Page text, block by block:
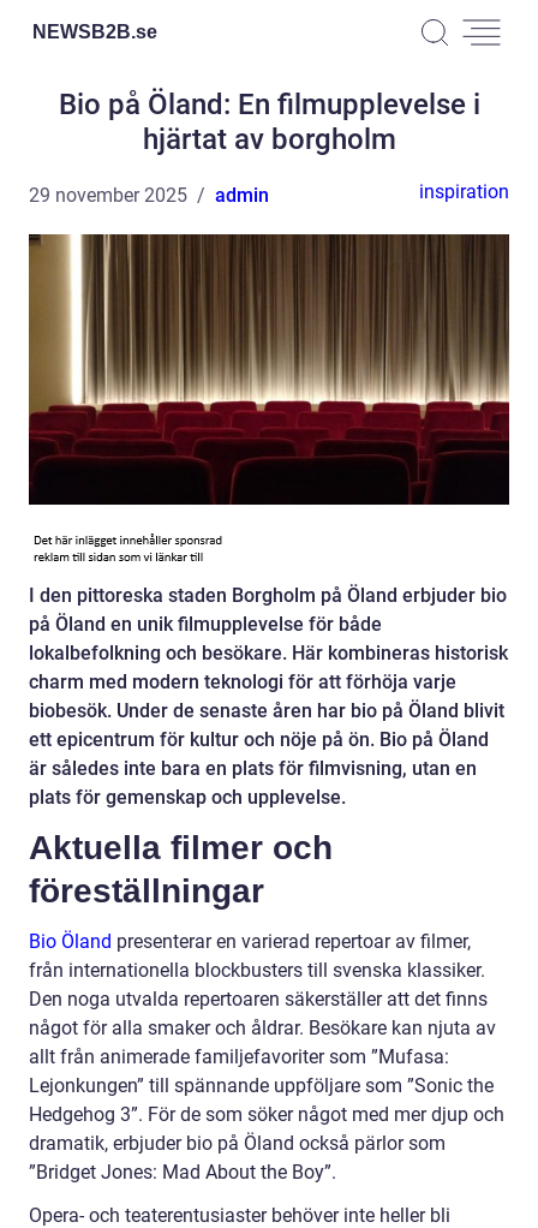
NEWSB2B.se
Bio på Öland: En filmupplevelse i
hjärtat av borgholm
29 november 2025 admin inspiration
I den pittoreska staden Borgholm på Öland erbjuder bio
på Öland en unik filmupplevelse för både
lokalbefolkning och besökare. Här kombineras historisk
charm med modern teknologi för att förhöja varje
biobesök. Under de senaste åren har bio på Öland blivit
ett epicentrum för kultur och nöje på ön. Bio på Öland
är således inte bara en plats för filmvisning, utan en
plats för gemenskap och upplevelse.
Aktuella filmer och
föreställningar
Bio Öland presenterar en varierad repertoar av filmer,
från internationella blockbusters till svenska klassiker.
Den noga utvalda repertoaren säkerställer att det finns
något för alla smaker och åldrar. Besökare kan njuta av
allt från animerade familjefavoriter som ”Mufasa:
Lejonkungen” till spännande uppföljare som ”Sonic the
Hedgehog 3”. För de som söker något med mer djup och
dramatik, erbjuder bio på Öland också pärlor som
”Bridget Jones: Mad About the Boy”.
Opera- och teaterentusiaster behöver inte heller bli